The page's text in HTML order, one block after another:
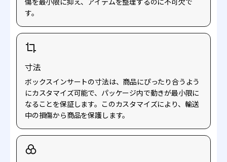
す。
寸法
ボックスインサートの寸法は、商品にぴったり合うよう
にカスタマイズ可能で、パッケージ内で動きが最小限に
なることを保証します。このカスタマイズにより、輸送
中の損傷から商品を保護します。